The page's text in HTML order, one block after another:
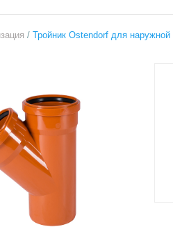
/ Тройник Ostendorf для наружной